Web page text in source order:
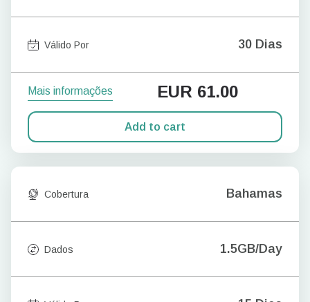
Válido Por 30 Dias
Mais informações EUR 61.00
Add to cart
Cobertura Bahamas
Dados 1.5GB/Day